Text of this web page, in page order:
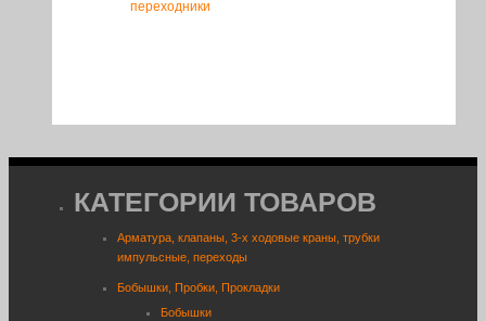
переходники
КАТЕГОРИИ ТОВАРОВ
Арматура, клапаны, 3-х ходовые краны, трубки
импульсные, переходы
Бобышки, Пробки, Прокладки
Бобышки